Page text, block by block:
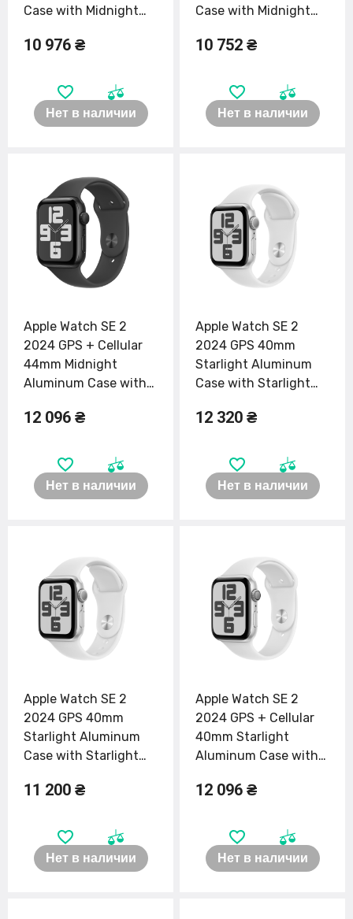
Case with Midnight
(MXEJ3)
10 976 ₴
Нет в наличии
Case with Midnight
(MXEK3)
10 752 ₴
Нет в наличии
Apple Watch SE 2
2024 GPS + Cellular
44mm Midnight
Aluminum Case with
M/L (MXG23, MXGM3)
12 096 ₴
Нет в наличии
Apple Watch SE 2
2024 GPS 40mm
Starlight Aluminum
Case with Starlight
(MXEF3)
12 320 ₴
Нет в наличии
Apple Watch SE 2
2024 GPS 40mm
Starlight Aluminum
Case with Starlight
(MXEG3)
11 200 ₴
Нет в наличии
Apple Watch SE 2
2024 GPS + Cellular
40mm Starlight
Aluminum Case with
S/M (MXFY3, MXGJ3)
12 096 ₴
Нет в наличии